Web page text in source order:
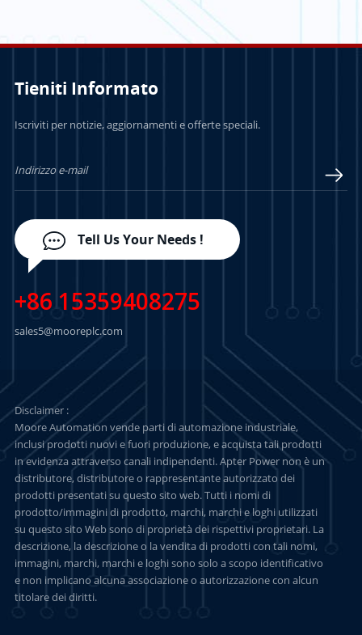
Tieniti Informato
Iscriviti per notizie, aggiornamenti e offerte speciali.
Tell Us Your Needs !
+86 15359408275
sales5@mooreplc.com
Disclaimer :
Moore Automation vende parti di automazione industriale,
inclusi prodotti nuovi e fuori produzione, e acquista tali prodotti
in evidenza attraverso canali indipendenti. Apter Power non è un
distributore, distributore o rappresentante autorizzato dei
prodotti presentati su questo sito web. Tutti i nomi di
prodotto/immagini di prodotto, marchi, marchi e loghi utilizzati
su questo sito Web sono di proprietà dei rispettivi proprietari. La
descrizione, la descrizione o la vendita di prodotti con tali nomi,
immagini, marchi, marchi e loghi sono solo a scopo identificativo
e non implicano alcuna associazione o autorizzazione con alcun
titolare dei diritti.